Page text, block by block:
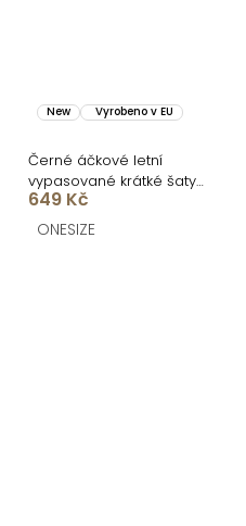
New Vyrobeno v EU
Černé áčkové letní
vypasované krátké šaty
BUMBLEE
649 Kč
ONESIZE